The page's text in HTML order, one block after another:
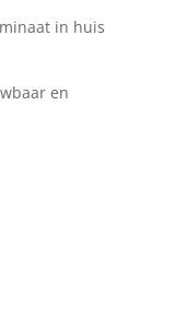
in huis
en